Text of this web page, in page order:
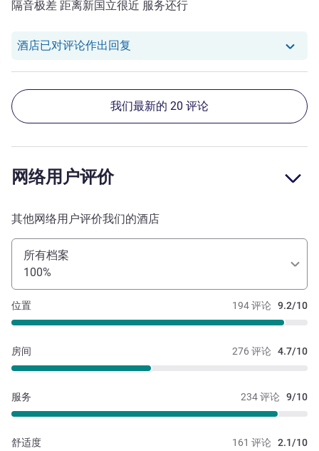
隔音极差 距离新国立很近 服务还行
酒店已对评论作出回复 我们酒店已对 Zhaoyang X. 的评论作
我们最新的 20 评论
网络用户评价
其他网络用户评价我们的酒店
所有档案
100%
194 评论 9.2/10
位置
276 评论 4.7/10
房间
234 评论 9/10
服务
161 评论 2.1/10
舒适度